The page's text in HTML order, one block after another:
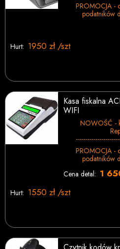
PROMOCJA -
podatników
Hurt: 1950 zł /szt
Kasa fiskalna
WIFI
NOWOŚĆ -
PROMOCJA -
podatników
Cena detal: 1
Hurt: 1550 zł /szt